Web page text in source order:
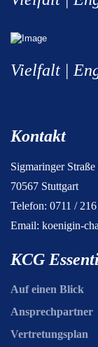
Vielfalt |
Kontakt
Sigmaringer Straße
70567 Stuttgart
Telefon: 0711 /
Email: koenigin-
KCG
Auf einen Blick
Ansprechpartner
Vertretungsplan